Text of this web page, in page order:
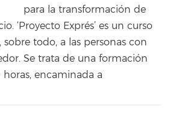
para la transformación de
‘Proyecto Exprés’ es un curso
todo, a las personas con
Se trata de una formación
encaminada a